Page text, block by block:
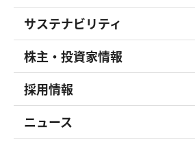
サステナビリティ
株主・投資家情報
採用情報
ニュース